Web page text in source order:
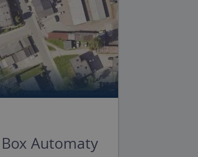
Automaty